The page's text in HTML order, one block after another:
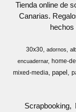
Tienda online de
Canarias.
hechos
30x30 adornos
encuadernar
home-
mixed-media papel
Scrapbooking